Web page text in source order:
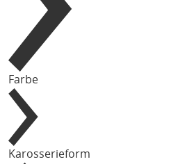
Farbe
Karosserieform